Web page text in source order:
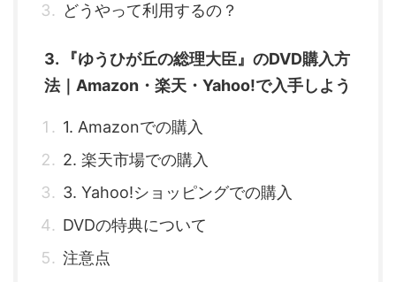
どうやって利用するの？
3. 『ゆうひが丘の総理大臣』のDVD購入方
法｜Amazon・楽天・Yahoo!で入手しよう
1. Amazonでの購入
2. 楽天市場での購入
3. Yahoo!ショッピングでの購入
DVDの特典について
注意点